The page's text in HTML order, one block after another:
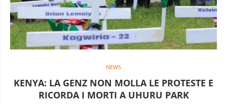
NEWS
KENYA: LA GENZ NON MOLLA LE PROTESTE E
RICORDA I MORTI A UHURU PARK